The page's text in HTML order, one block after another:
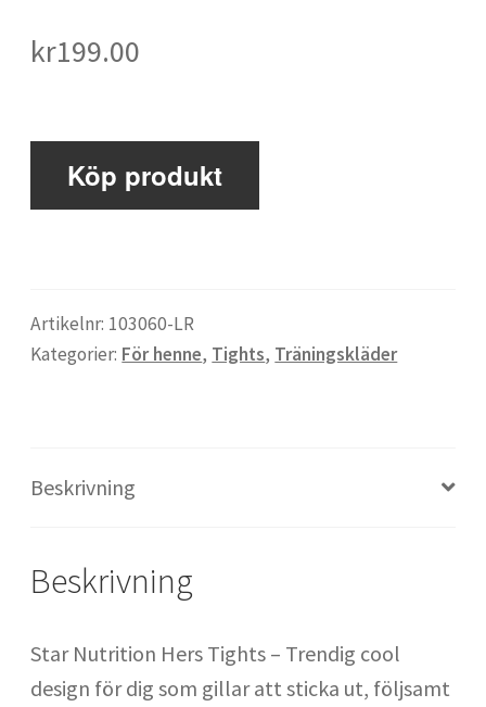
Maxulin
Mitt konto
Om
Proteinpulver för tjejer
Säckhandskar : handskar för säckträning
SATS Fridhemsplan
SATS Odenplan
kr199.00
Köp produkt
Artikelnr: 103060-LR
Kategorier: För henne, Tights, Träningskläder
Beskrivning
Beskrivning
Star Nutrition Hers Tights – Trendig cool
design för dig som gillar att sticka ut, följsamt